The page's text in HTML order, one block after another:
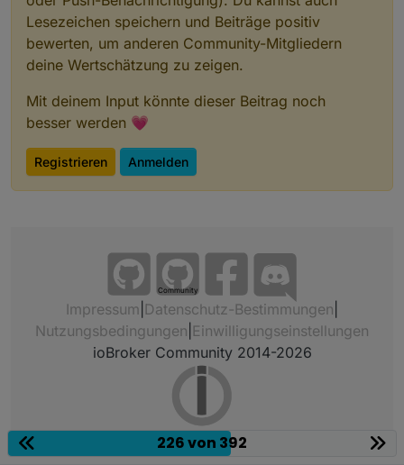
Lesezeichen speichern und Beiträge positiv
bewerten, um anderen Community-Mitgliedern
deine Wertschätzung zu zeigen.
Mit deinem Input könnte dieser Beitrag noch
besser werden 💗
Registrieren Anmelden
Community
Impressum Datenschutz-Bestimmungen
Nutzungsbedingungen Einwilligungseinstellungen
ioBroker Community 2014-2026
226 von 392